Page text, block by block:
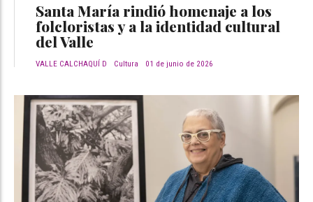
Santa María rindió homenaje a los
folcloristas y a la identidad cultural
del Valle
VALLE CALCHAQUÍ D Cultura 01 de junio de 2026